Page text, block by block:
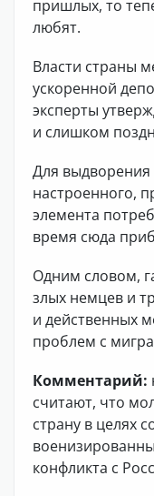
пришлых, то
любят.
Власти страны
ускоренной
эксперты
и слишком
Для выдворения
настроенного,
элемента
время сюда
Одним словом,
злых немцев и
и действенных
проблем с
Комментарий:
считают, что
страну в целях
конфликта с